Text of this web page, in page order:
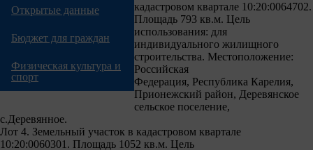
Открытые данные
Бюджет для граждан
Физическая культура и
спорт
кадастровом квартале 10:20:0064702.
Площадь 793 кв.м. Цель
использования: для
индивидуального жилищного
строительства. Местоположение:
Российская
Федерация, Республика Карелия,
Прионежский район, Деревянское
сельское поселение,
с.Деревянное.
Лот 4. Земельный участок в кадастровом квартале
10:20:0060301. Площадь 1052 кв.м. Цель